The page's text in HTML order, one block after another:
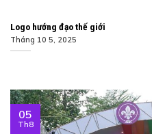
Logo hướng đạo thế giới
Tháng 10 5, 2025
05
Th8